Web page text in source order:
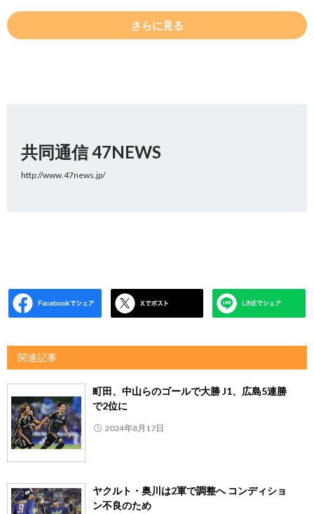
さらに見る
共同通信 47NEWS
http://www.47news.jp/
関連記事
町田、中山らのゴールで大勝 J1、広島5連勝
で2位に
2024年8月17日
ヤクルト・奥川は2軍で調整へ コンディショ
ン不良のため